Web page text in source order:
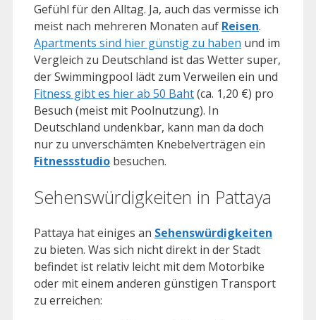
Gefühl für den Alltag. Ja, auch das vermisse ich
meist nach mehreren Monaten auf Reisen.
Apartments sind hier günstig zu haben und im
Vergleich zu Deutschland ist das Wetter super,
der Swimmingpool lädt zum Verweilen ein und
Fitness gibt es hier ab 50 Baht(ca. 1,20 €) pro
Besuch (meist mit Poolnutzung). In
Deutschland undenkbar, kann man da doch
nur zu unverschämten Knebelverträgen ein
Fitnessstudio besuchen.
Sehenswürdigkeiten in Pattaya
Pattaya hat einiges an Sehenswürdigkeiten
zu bieten. Was sich nicht direkt in der Stadt
befindet ist relativ leicht mit dem Motorbike
oder mit einem anderen günstigen Transport
zu erreichen: